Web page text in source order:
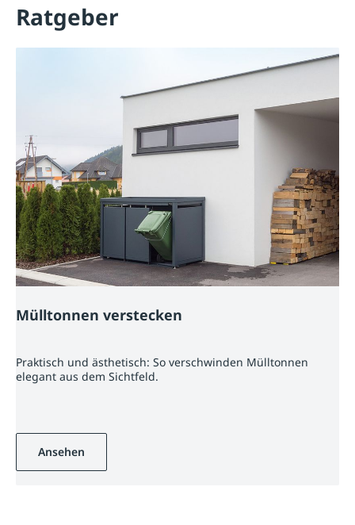
Ratgeber
Mülltonnen verstecken
Praktisch und ästhetisch: So verschwinden Mülltonnen
elegant aus dem Sichtfeld.
Ansehen